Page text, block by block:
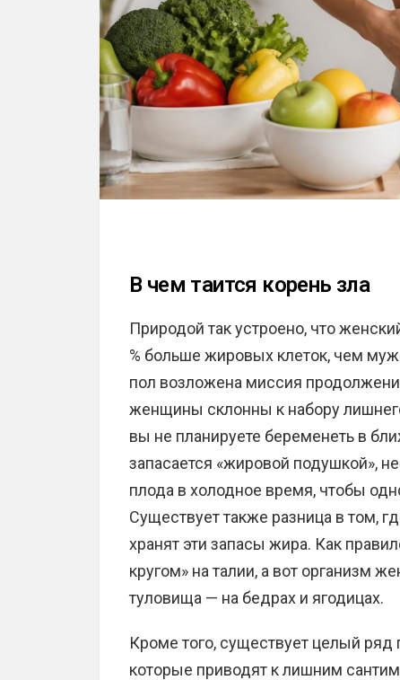
В чем таится корень зла
Природой так устроено, что
% больше жировых клеток, чем
пол возложена миссия
женщины склонны к набору
вы не планируете беременеть в
запасается «жировой подушкой»,
плода в холодное время, чтобы
Существует также разница в том,
хранят эти запасы жира. Как
кругом» на талии, а вот организм
туловища — на бедрах и ягодицах.
Кроме того, существует целый ряд
которые приводят к лишним